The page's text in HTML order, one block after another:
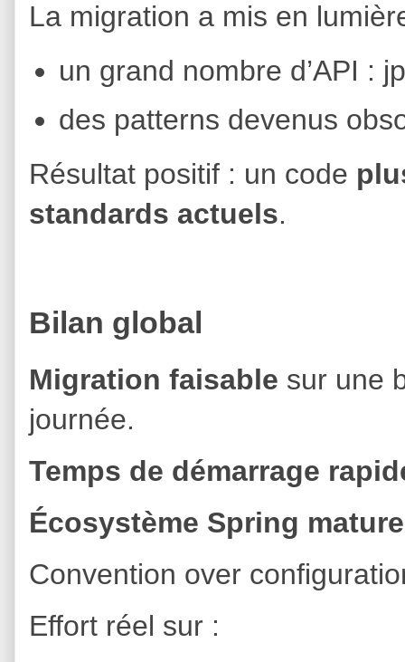
La migration a mis en
un grand nombre d’API :
des patterns devenus
Résultat positif : un code
standards actuels.
Bilan global
Migration faisable sur une
journée.
Temps de démarrage
Écosystème Spring mature
Convention over
Effort réel sur :